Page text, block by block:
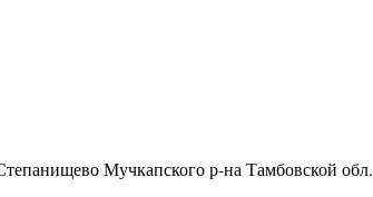
Мучкапского р-на Тамбовской обл.